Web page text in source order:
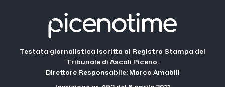
Testata giornalistica iscritta al Registro Stampa del
Tribunale di Ascoli Piceno.
Direttore Responsabile: Marco Amabili